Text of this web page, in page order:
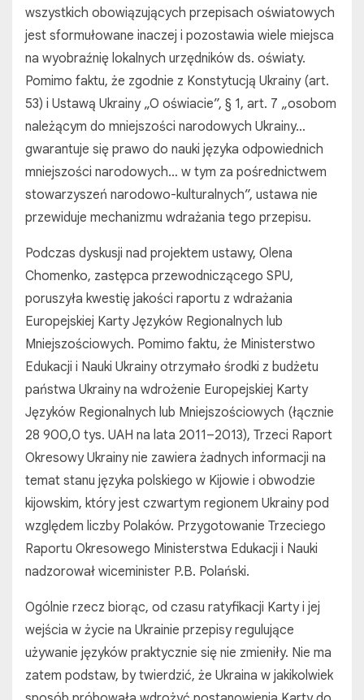
wszystkich obowiązujących przepisach oświatowych
jest sformułowane inaczej i pozostawia wiele miejsca
na wyobraźnię lokalnych urzędników ds. oświaty.
Pomimo faktu, że zgodnie z Konstytucją Ukrainy (art.
53) i Ustawą Ukrainy „O oświacie”, § 1, art. 7 „osobom
należącym do mniejszości narodowych Ukrainy…
gwarantuje się prawo do nauki języka odpowiednich
mniejszości narodowych… w tym za pośrednictwem
stowarzyszeń narodowo-kulturalnych”, ustawa nie
przewiduje mechanizmu wdrażania tego przepisu.
Podczas dyskusji nad projektem ustawy, Olena
Chomenko, zastępca przewodniczącego SPU,
poruszyła kwestię jakości raportu z wdrażania
Europejskiej Karty Języków Regionalnych lub
Mniejszościowych. Pomimo faktu, że Ministerstwo
Edukacji i Nauki Ukrainy otrzymało środki z budżetu
państwa Ukrainy na wdrożenie Europejskiej Karty
Języków Regionalnych lub Mniejszościowych (łącznie
28 900,0 tys. UAH na lata 2011–2013), Trzeci Raport
Okresowy Ukrainy nie zawiera żadnych informacji na
temat stanu języka polskiego w Kijowie i obwodzie
kijowskim, który jest czwartym regionem Ukrainy pod
względem liczby Polaków. Przygotowanie Trzeciego
Raportu Okresowego Ministerstwa Edukacji i Nauki
nadzorował wiceminister P.B. Polański.
Ogólnie rzecz biorąc, od czasu ratyfikacji Karty i jej
wejścia w życie na Ukrainie przepisy regulujące
używanie języków praktycznie się nie zmieniły. Nie ma
zatem podstaw, by twierdzić, że Ukraina w jakikolwiek